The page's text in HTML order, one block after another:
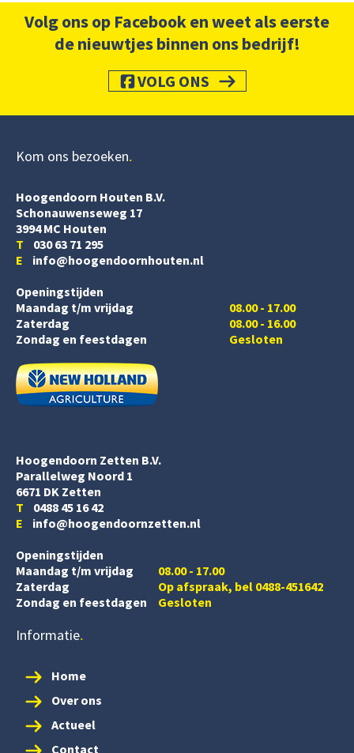
Volg ons op Facebook en weet als eerste
de nieuwtjes binnen ons bedrijf!
VOLG ONS
Kom ons bezoeken
Hoogendoorn Houten B.V.
Schonauwenseweg 17
3994 MC Houten
T 030 63 71 295
E info@hoogendoornhouten.nl
Openingstijden
Maandag t/m vrijdag
Zaterdag
08.00 - 17.00
08.00 - 16.00
Zondag en feestdagen
Gesloten
Hoogendoorn Zetten B.V.
Parallelweg Noord 1
6671 DK Zetten
T 0488 45 16 42
E info@hoogendoornzetten.nl
Openingstijden
Maandag t/m vrijdag
08.00 - 17.00
Zaterdag
Op afspraak, bel 0488-451642
Zondag en feestdagen
Gesloten
Informatie
Home
Over ons
Actueel
Contact